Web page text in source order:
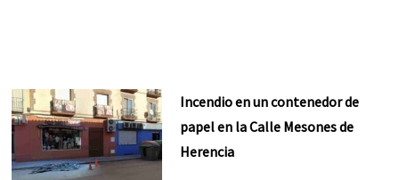
Incendio en un contenedor de
papel en la Calle Mesones de
Herencia